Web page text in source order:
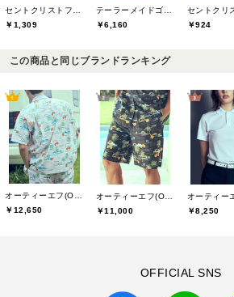
￥1,309
￥6,160
￥924
この商品と同じブランドランキング
￥12,650
￥11,000
￥8,250
OFFICIAL SNS